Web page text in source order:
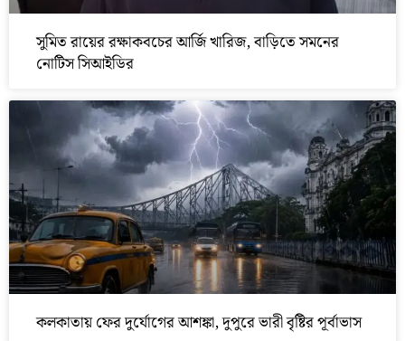
সুমিত রায়ের রক্ষাকবচের আর্জি খারিজ, বাড়িতে সমনের
নোটিস সিআইডির
কলকাতায় ফের দুর্যোগের আশঙ্কা, দুপুরে ভারী বৃষ্টির পূর্বাভাস